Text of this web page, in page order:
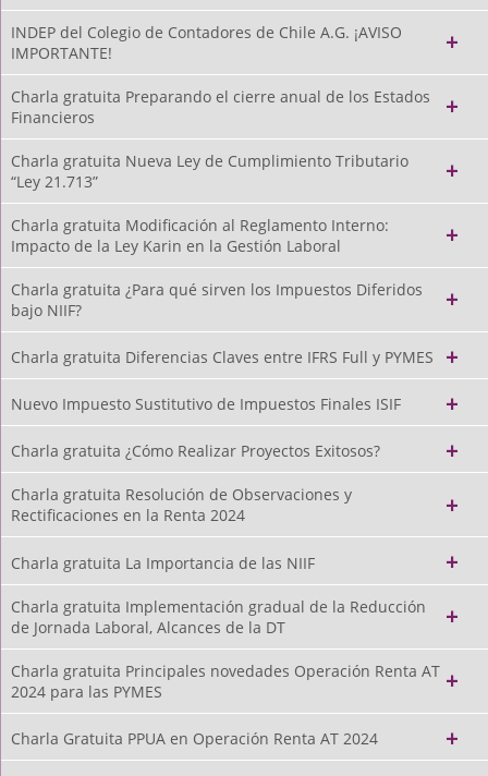
INDEP del Colegio de Contadores de Chile A.G. ¡AVISO
IMPORTANTE!
Charla gratuita Preparando el cierre anual de los Estados
Financieros
Charla gratuita Nueva Ley de Cumplimiento Tributario
“Ley 21.713”
Charla gratuita Modificación al Reglamento Interno:
Impacto de la Ley Karin en la Gestión Laboral
Charla gratuita ¿Para qué sirven los Impuestos Diferidos
bajo NIIF?
Charla gratuita Diferencias Claves entre IFRS Full y PYMES
Nuevo Impuesto Sustitutivo de Impuestos Finales ISIF
Charla gratuita ¿Cómo Realizar Proyectos Exitosos?
Charla gratuita Resolución de Observaciones y
Rectificaciones en la Renta 2024
Charla gratuita La Importancia de las NIIF
Charla gratuita Implementación gradual de la Reducción
de Jornada Laboral, Alcances de la DT
Charla gratuita Principales novedades Operación Renta AT
2024 para las PYMES
Charla Gratuita PPUA en Operación Renta AT 2024